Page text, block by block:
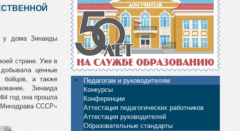
у дома Зинаиды
стране. Уже в
ценные
бойцов, а также
Зинаида
год она прошла
Минздрава СССР»
Педагогам и руководителям
Конкурсы
Конференции
Аттестация педагогических работников
Аттестация руководителей
Образовательные стандарты